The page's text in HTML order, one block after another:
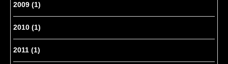
2009 (1)
2010 (1)
2011 (1)